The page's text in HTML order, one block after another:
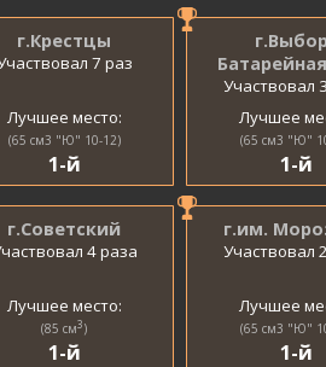
г.Крестцы
7 раз
Лучшее место:
(65 см3 "Ю" 10-12)
1-й
Участвовал
Лучшее
(65 см3 "Ю"
1-й
г.Советский
4 раза
Лучшее место:
(85 см3)
1-й
г.им.
Участвовал
Лучшее
(65 см3 "Ю"
1-й